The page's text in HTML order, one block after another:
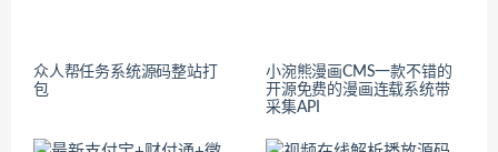
众人帮任务系统源码整站打
包
小涴熊漫画CMS一款不错的
开源免费的漫画连载系统带
采集API